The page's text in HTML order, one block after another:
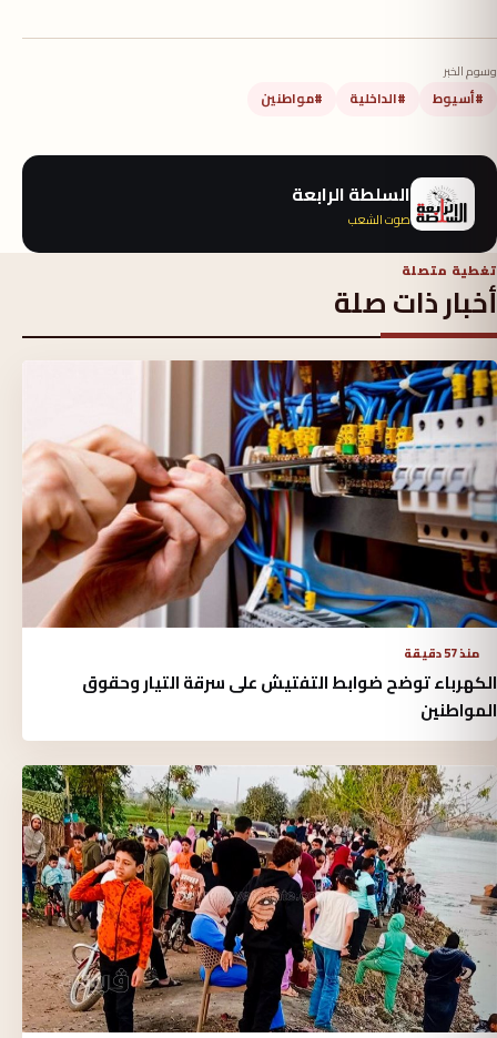
وسوم الخبر
#أسيوط #الداخلية #مواطنين
السلطة الرابعة
صوت الشعب
تغطية متصلة
أخبار ذات صلة
منذ 57 دقيقة
الكهرباء توضح ضوابط التفتيش على سرقة التيار وحقوق
المواطنين